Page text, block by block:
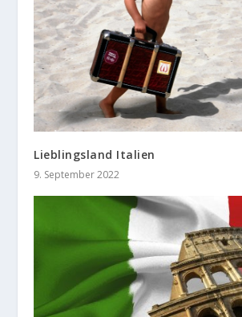
Lieblingsland Italien
9. September 2022